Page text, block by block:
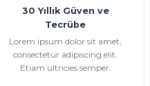
olmalı.
30 Yıllık Güven ve
Tecrübe
Lorem ipsum dolor sit amet,
consectetur adipiscing elit.
Etiam ultricies semper.